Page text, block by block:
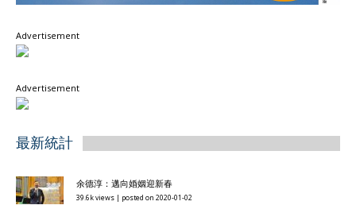
Advertisement
Advertisement
最新統計
余德淳：邁向婚姻迎新春
39.6k views posted on 2020-01-02